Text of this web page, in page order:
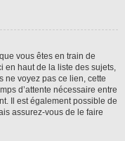
vous êtes en train de
en haut de la liste des sujets,
ne voyez pas ce lien, cette
d’attente nécessaire entre
Il est également possible de
assurez-vous de le faire